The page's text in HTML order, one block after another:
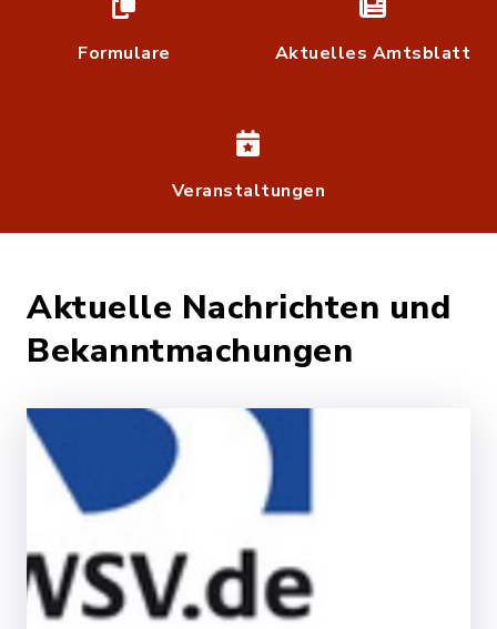
Formulare Aktuelles Amtsblatt
Veranstaltungen
Aktuelle Nachrichten und
Bekanntmachungen